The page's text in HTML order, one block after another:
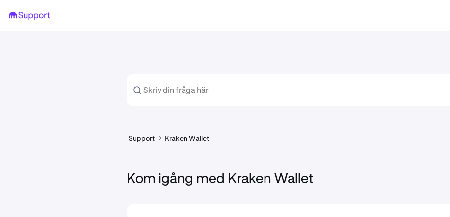
Support Kraken Wallet
Kom igång med Kraken Wallet